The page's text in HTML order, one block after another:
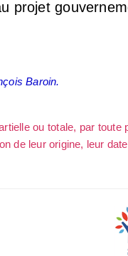
projet
Baroin.
ou totale, par
de leur origine, leur